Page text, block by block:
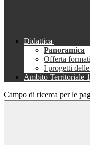
Didattica
Panoramica
Offerta
I progetti
Ambito Territoriale
Campo di ricerca per le